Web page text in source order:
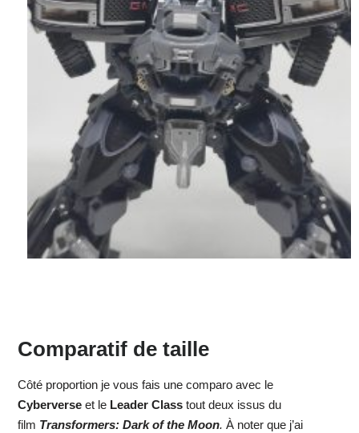
Comparatif de taille
Côté proportion je vous fais une comparo avec le
Cyberverse et le Leader Classtout deux issus du
film Transformers: Dark of the Moon. À noter que j’ai